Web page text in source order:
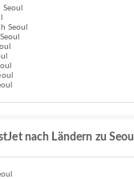
Seoul
nach Ländern zu Seoul